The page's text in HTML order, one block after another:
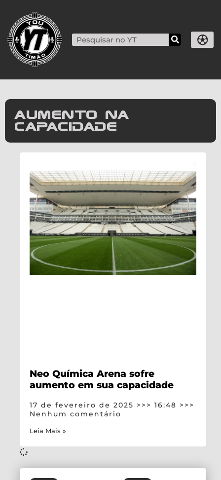
aumento na
capacidade
Neo Química Arena sofre
aumento em sua capacidade
17 de fevereiro de 2025
16:48
Nenhum comentário
Leia Mais »